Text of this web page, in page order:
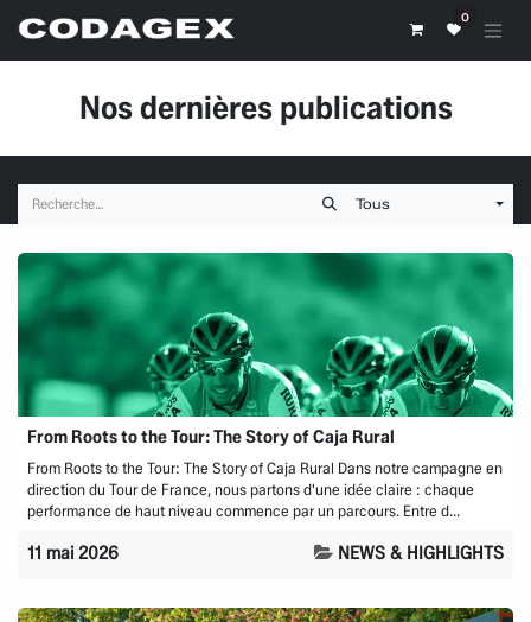
0
Nos dernières publications
Tous
From Roots to the Tour: The Story of Caja Rural
From Roots to the Tour: The Story of Caja Rural Dans notre campagne en
direction du Tour de France, nous partons d'une idée claire : chaque
performance de haut niveau commence par un parcours. Entre d...
11 mai 2026 NEWS & HIGHLIGHTS